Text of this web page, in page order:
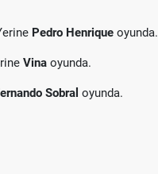
Pedro Henrique oyunda.
Vina oyunda.
Sobral oyunda.